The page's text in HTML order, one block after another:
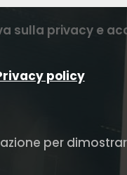
sulla privacy e
policy
per